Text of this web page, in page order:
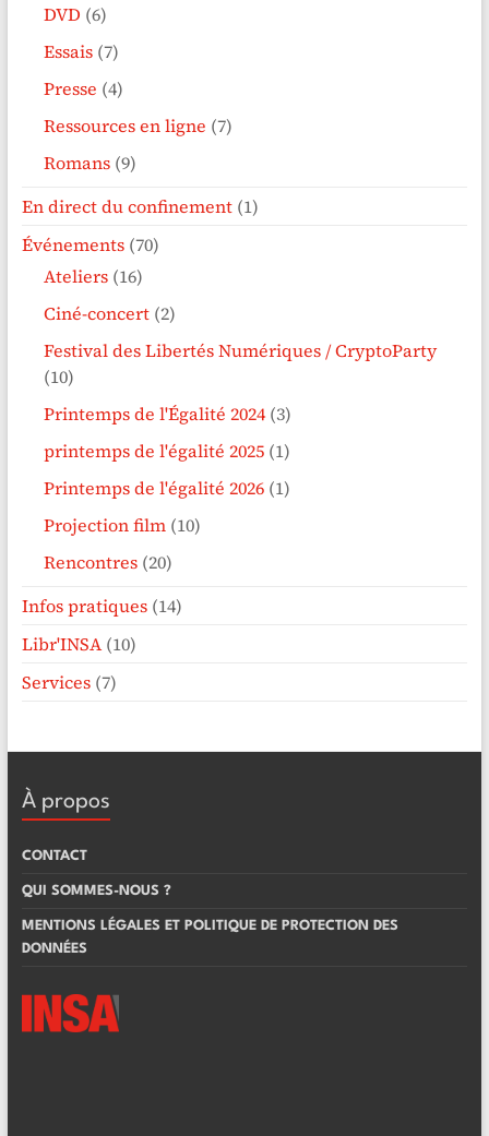
DVD (6)
Essais(7)
Presse (4)
Ressources en ligne (7)
Romans(9)
En direct du confinement(1)
Événements(70)
Ateliers(16)
Ciné-concert(2)
Festival des Libertés Numériques / CryptoParty
(10)
Printemps de l'Égalité 2024(3)
printemps de l'égalité 2025(1)
Printemps de l'égalité 2026(1)
Projection film(10)
Rencontres(20)
Infos pratiques(14)
Libr'INSA(10)
Services(7)
À propos
CONTACT
QUI SOMMES-NOUS ?
MENTIONS LÉGALES ET POLITIQUE DE PROTECTION DES
DONNÉES